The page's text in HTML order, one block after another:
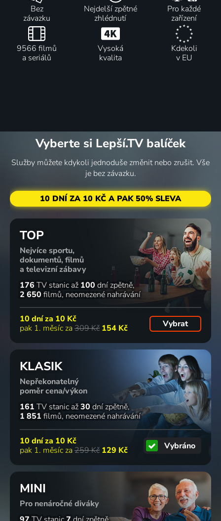
Bez
závazku
Nejdelší zpětné
zhlédnutí
Pro každé
zařízení
9566 filmů
a seriálů
Vysoká
kvalita
Kdekoli
v EU
Vyberte si Lepší.TV balíček
Služby můžete kdykoli jednoduše změnit nebo zrušit. Vše
je bez závazku.
10 DNÍ ZA 10 KČ A PAK 50% SLEVA
TOP
Nejvíce sportu,
dokumentů, filmů
a televizní zábavy
176 TV stanic až 100 dní zpětně
2 650 filmů neomezené nahrávání
10 dní za 10 Kč
pak 1. měsíc za 309 Kč 154 Kč Vybrat
KLASIK
Nepřekonatelný
poměr cena/výkon
161 TV stanic až30 dní zpětně
1 851 filmů neomezené nahrávání
10 dní za 10 Kč
pak 1. měsíc za 259 Kč 129 Kč Vybráno
MINI
Pro nenáročné diváky